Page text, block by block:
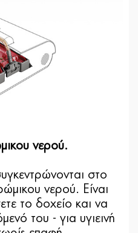
νερού.
στο
νερού. Είναι
το δοχείο και να
του - για υγιεινή